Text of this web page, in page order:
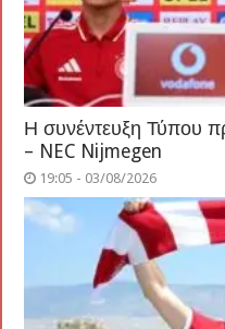
Η συνέντευξη Τύπου
– NEC Nijmegen
19:05 - 03/08/2026